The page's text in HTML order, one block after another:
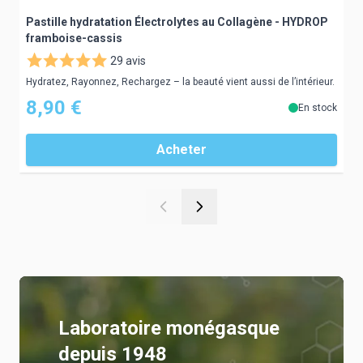
Pastille hydratation Électrolytes au Collagène - HYDROP
framboise-cassis
29 avis
Hydratez, Rayonnez, Rechargez – la beauté vient aussi de l’intérieur.
8,90 € En stock
Acheter
Laboratoire monégasque
depuis 1948